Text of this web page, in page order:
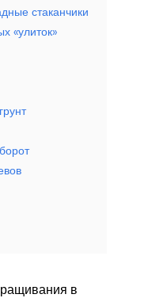
стаканчики
«улиток»
в